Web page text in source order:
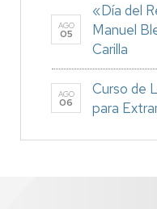
AGO
05
«Día del
Manuel
Carilla
AGO
06
Curso de
para